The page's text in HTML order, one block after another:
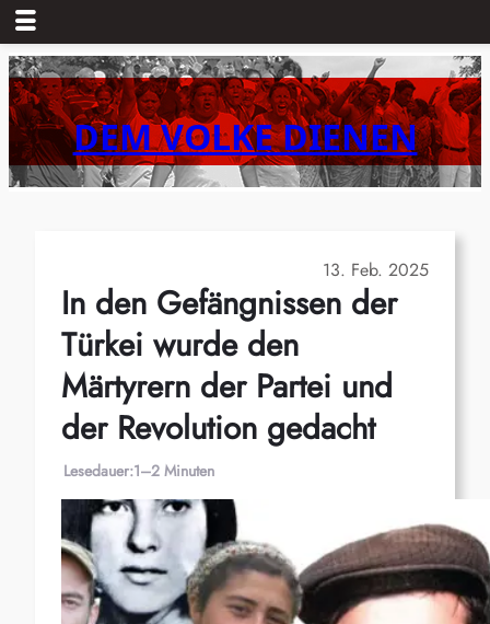
Zum
Inhalt
springenDEM VOLKE DIENEN
13. Feb. 2025
In den Gefängnissen der
Türkei wurde den
Märtyrern der Partei und
der Revolution gedacht
Lesedauer:1–2 Minuten